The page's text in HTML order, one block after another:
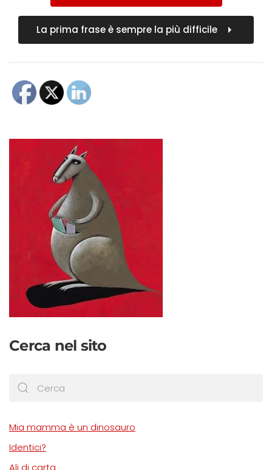
La prima frase è sempre la più difficile
Cerca nel sito
Mia mamma è un dinosauro
Identici?
Ali di carta